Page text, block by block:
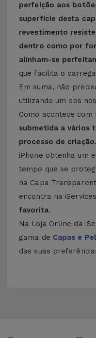
perfeição aos
superfície desta
revestimento
dentro como por
alinham-se
que facilita o
Em suma, não
utilizando um dos
Como acontece
submetida a vários
processo de criação
iPhone obtenha um
tempo que se
na Capa
encontra na
favorita.
Na Loja Online da
gama de Capas e
das suas